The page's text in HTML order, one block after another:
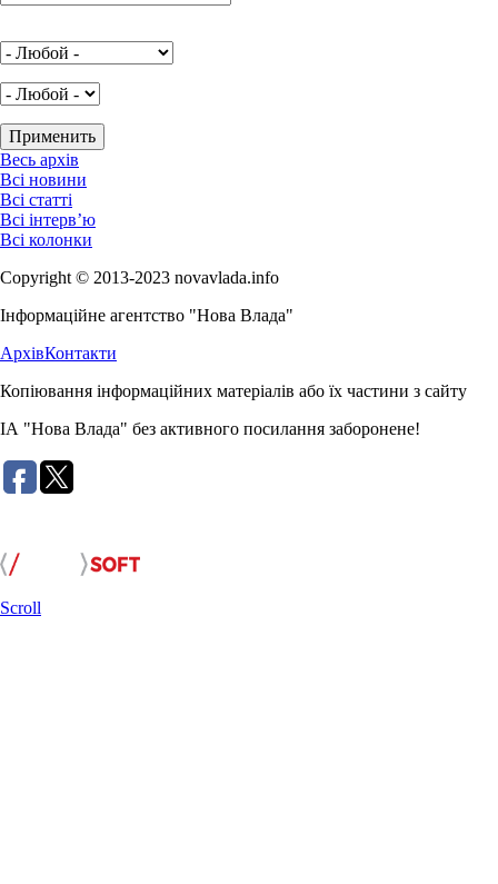
Весь архів
Всі новини
Всі статті
Всі інтерв’ю
Всі колонки
Copyright © 2013-2023 novavlada.info
Інформаційне агентство "Нова Влада"
АрхівКонтакти
Копіювання інформаційних матеріалів або їх частини з сайту
ІА "Нова Влада" без активного посилання заборонене!
Scroll